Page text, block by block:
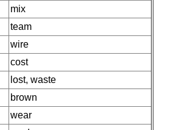
mix
team
wire
cost
lost, waste
brown
wear